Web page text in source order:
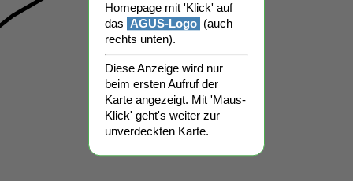
Homepage mit 'Klick' auf
das AGUS-Logo (auch
rechts unten).
Diese Anzeige wird nur
beim ersten Aufruf der
Karte angezeigt. Mit 'Maus-
Klick' geht's weiter zur
unverdeckten Karte.